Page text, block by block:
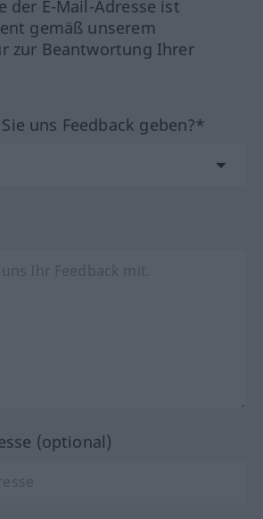
der E-Mail-Adresse ist
gemäß unserem
zur Beantwortung Ihrer
uns Feedback geben?*
(optional)